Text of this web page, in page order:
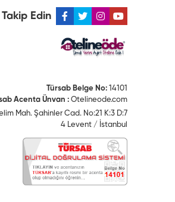
Takip Edin
Türsab Belge No: 14101
Acenta Ünvan : Otelineode.com
Mah. Şahinler Cad. No:21 K:3 D:7
4 Levent / İstanbul